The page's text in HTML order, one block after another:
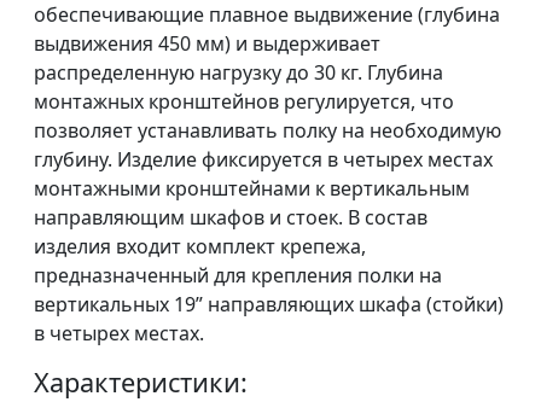
обеспечивающие плавное выдвижение (глубина
выдвижения 450 мм) и выдерживает
распределенную нагрузку до 30 кг. Глубина
монтажных кронштейнов регулируется, что
позволяет устанавливать полку на необходимую
глубину. Изделие фиксируется в четырех местах
монтажными кронштейнами к вертикальным
направляющим шкафов и стоек. В состав
изделия входит комплект крепежа,
предназначенный для крепления полки на
вертикальных 19” направляющих шкафа (стойки)
в четырех местах.
Характеристики: